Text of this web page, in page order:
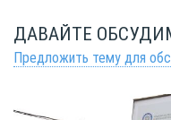
ДАВАЙТЕ
Предложить тему для